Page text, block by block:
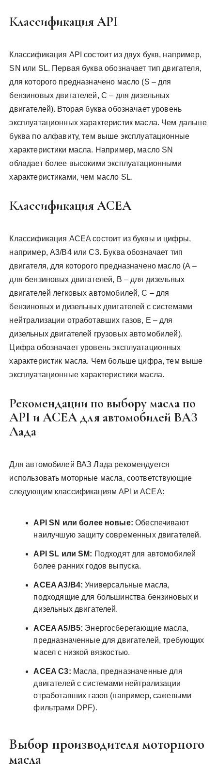
Классификация API
Классификация API состоит из двух букв, например,
SN или SL. Первая буква обозначает тип двигателя,
для которого предназначено масло (S – для
бензиновых двигателей, C – для дизельных
двигателей). Вторая буква обозначает уровень
эксплуатационных характеристик масла. Чем дальше
буква по алфавиту, тем выше эксплуатационные
характеристики масла. Например, масло SN
обладает более высокими эксплуатационными
характеристиками, чем масло SL.
Классификация ACEA
Классификация ACEA состоит из буквы и цифры,
например, A3/B4 или C3. Буква обозначает тип
двигателя, для которого предназначено масло (A –
для бензиновых двигателей, B – для дизельных
двигателей легковых автомобилей, C – для
бензиновых и дизельных двигателей с системами
нейтрализации отработавших газов, E – для
дизельных двигателей грузовых автомобилей).
Цифра обозначает уровень эксплуатационных
характеристик масла. Чем больше цифра, тем выше
эксплуатационные характеристики масла.
Рекомендации по выбору масла по
API и ACEA для автомобилей ВАЗ
Лада
Для автомобилей ВАЗ Лада рекомендуется
использовать моторные масла, соответствующие
следующим классификациям API и ACEA:
API SN или более новые: Обеспечивают
наилучшую защиту современных двигателей.
API SL или SM: Подходят для автомобилей
более ранних годов выпуска.
ACEA A3/B4: Универсальные масла,
подходящие для большинства бензиновых и
дизельных двигателей.
ACEA A5/B5: Энергосберегающие масла,
предназначенные для двигателей, требующих
масел с низкой вязкостью.
ACEA C3: Масла, предназначенные для
двигателей с системами нейтрализации
отработавших газов (например, сажевыми
фильтрами DPF).
Выбор производителя моторного
масла